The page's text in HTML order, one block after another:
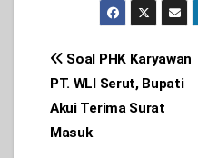
Post
navigation
Soal PHK Karyawan
PT. WLI Serut, Bupati
Akui Terima Surat
Masuk